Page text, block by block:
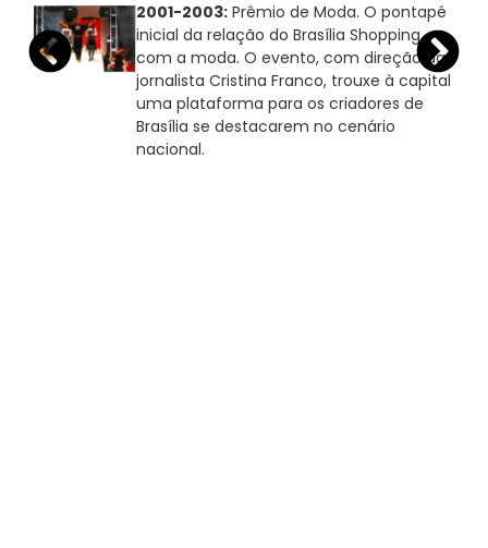
2001-2003:Prêmio de Moda. O pontapé
inicial da relação do Brasília Shopping
com a moda. O evento, com direção da
jornalista Cristina Franco, trouxe à capital
uma plataforma para os criadores de
Brasília se destacarem no cenário
nacional.